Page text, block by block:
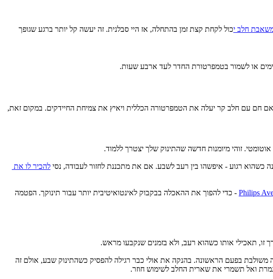
חלב י
זוהי מיומנות חדשה שהתינוק שלך יצטרך ללמוד.
כשהוא רגוע - איפשהו בין רעב לשבע. אם את מתכננת לחזור לעבודה, נסי
זו, תאכילי אותו כשהוא רעב, ולא בזמנים שנקבעו מראש.
ואל תשמרי את שארית החלב לשימוש חוזר.